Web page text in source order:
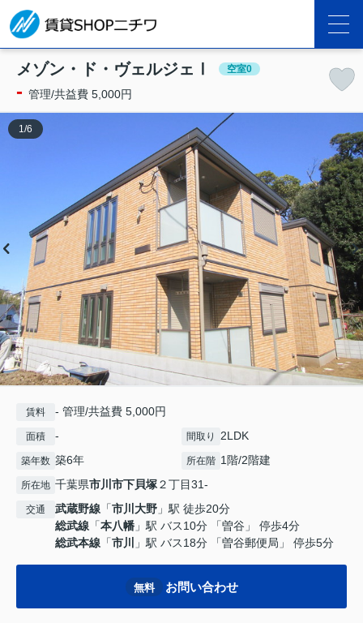
メゾン・ド・ヴェルジェⅠ 空室0
- 管理/共益費 5,000円
1 /6
賃料 - 管理/共益費 5,000円
面積 - 間取り 2LDK
築年数 築6年 所在階 1階/2階建
所在地 千葉県市川市下貝塚２丁目31-
交通 武蔵野線 「市川大野 」駅 徒歩20分
総武線 「本八幡 」駅 バス10分 「曽谷」 停歩4分
総武本線 「市川 」駅 バス18分 「曽谷郵便局」 停歩5分
無料 お問い合わせ